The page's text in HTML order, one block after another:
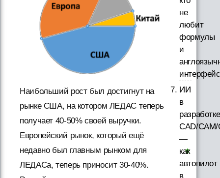
Наибольший рост был достигнут на
рынке США, на котором ЛЕДАС теперь
получает 40-50% своей выручки.
Европейский рынок, который ещё
недавно был главным рынком для
ЛЕДАСа, теперь приносит 30-40%.
не
любит
формулы
и
ИИ
в
разработке
CAD/
—
как
автопилот
в